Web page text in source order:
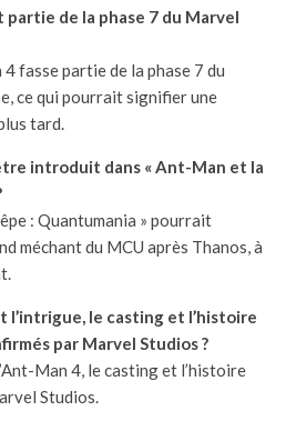
de la phase 7 du Marvel
fasse partie de la phase 7 du
ce qui pourrait signifier une
tard.
introduit dans « Ant-Man et la
: Quantumania » pourrait
méchant du MCU après Thanos, à
l’intrigue, le casting et l’histoire
par Marvel Studios ?
Man 4, le casting et l’histoire
Studios.